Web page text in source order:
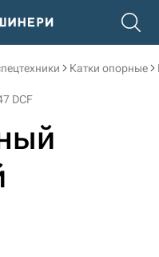
Катки опорные
DCF